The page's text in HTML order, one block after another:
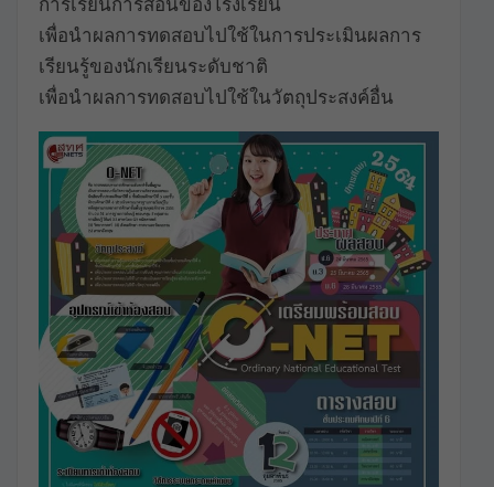
การเรียนการสอนของโรงเรียน
เพื่อนำผลการทดสอบไปใช้ในการประเมินผลการ
เรียนรู้ของนักเรียนระดับชาติ
เพื่อนำผลการทดสอบไปใช้ในวัตถุประสงค์อื่น